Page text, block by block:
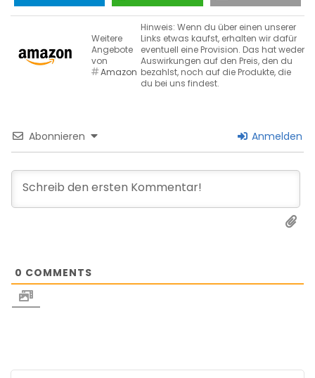
Weitere
Angebote
von
Amazon
Hinweis: Wenn du über einen unserer
Links etwas kaufst, erhalten wir dafür
eventuell eine Provision. Das hat weder
Auswirkungen auf den Preis, den du
bezahlst, noch auf die Produkte, die
du bei uns findest.
Abonnieren Anmelden
0 COMMENTS